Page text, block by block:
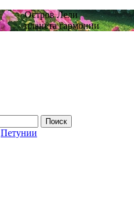
Остров Лели
планета гармонии
Поиск
Петунии